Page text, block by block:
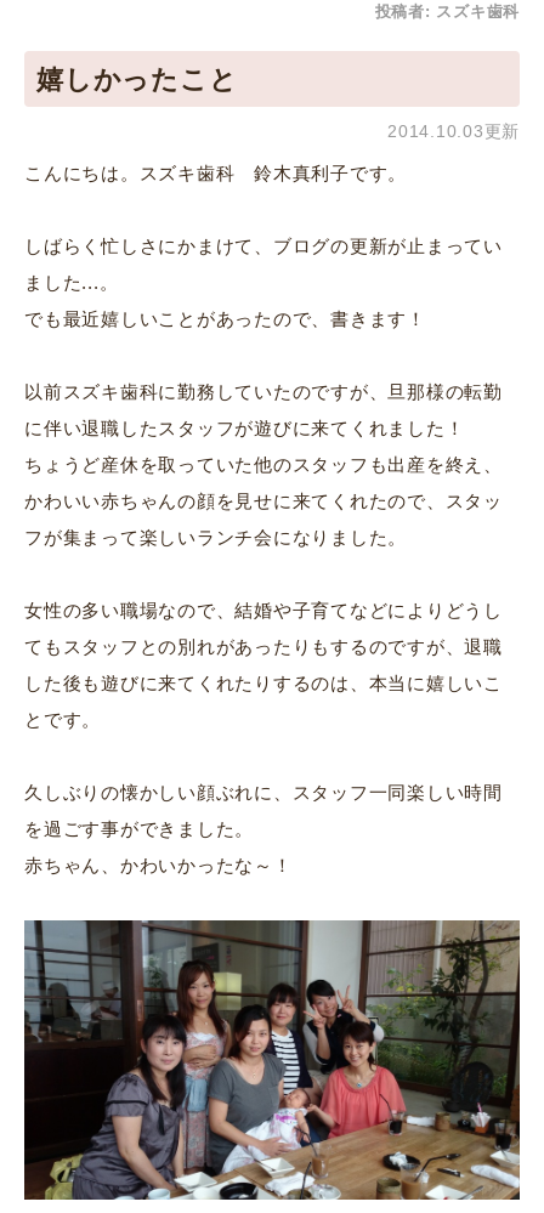
投稿者: スズキ歯科
嬉しかったこと
2014.10.03更新
こんにちは。スズキ歯科 鈴木真利子です。
しばらく忙しさにかまけて、ブログの更新が止まってい
ました...。
でも最近嬉しいことがあったので、書きます！
以前スズキ歯科に勤務していたのですが、旦那様の転勤
に伴い退職したスタッフが遊びに来てくれました！
ちょうど産休を取っていた他のスタッフも出産を終え、
かわいい赤ちゃんの顔を見せに来てくれたので、スタッ
フが集まって楽しいランチ会になりました。
女性の多い職場なので、結婚や子育てなどによりどうし
てもスタッフとの別れがあったりもするのですが、退職
した後も遊びに来てくれたりするのは、本当に嬉しいこ
とです。
久しぶりの懐かしい顔ぶれに、スタッフ一同楽しい時間
を過ごす事ができました。
赤ちゃん、かわいかったな～！